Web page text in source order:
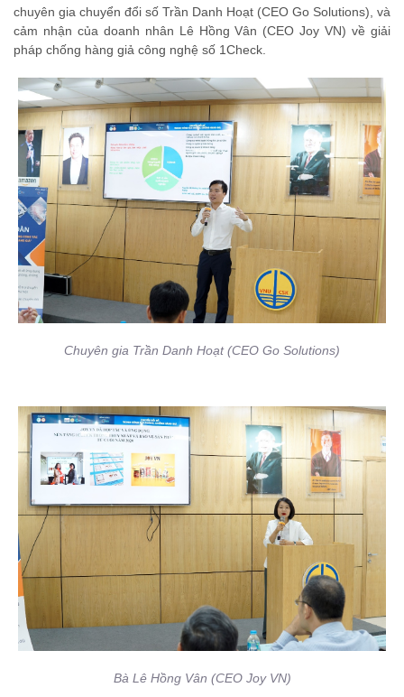
chuyên gia chuyển đổi số Trần Danh Hoạt (CEO Go Solutions), và
cảm nhận của doanh nhân Lê Hồng Vân (CEO Joy VN) về giải
pháp chống hàng giả công nghệ số 1Check.
Chuyên gia Trần Danh Hoạt (CEO Go Solutions)
Bà Lê Hồng Vân (CEO Joy VN)